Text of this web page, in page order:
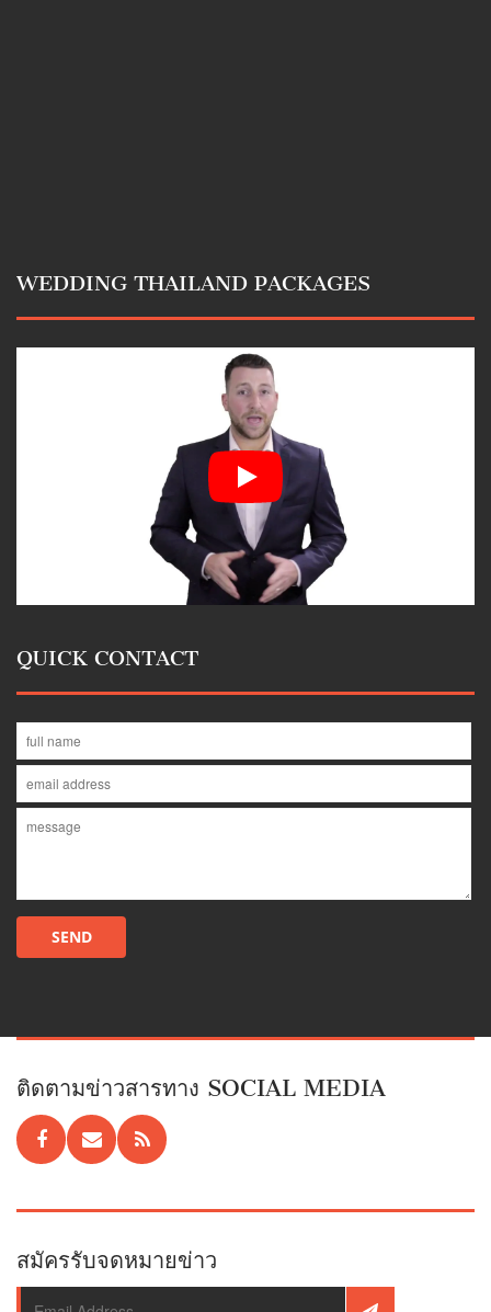
WEDDING THAILAND PACKAGES
QUICK CONTACT
ติดตามข่าวสารทาง SOCIAL MEDIA
สมัครรับจดหมายข่าว